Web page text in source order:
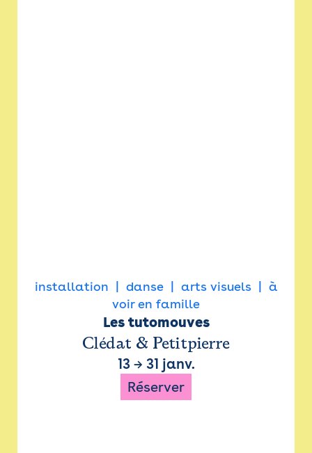
installation danse arts visuels
à
voir en famille
Les tutomouves
Clédat & Petitpierre
13→ 31 janv.
Réserver